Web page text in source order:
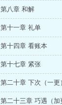
第八章 和解
第十一章 礼单
第十四章 看账本
第十七章 紧张
第二十章 下次（一更
第二十三章 巧遇（加